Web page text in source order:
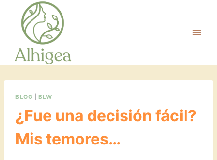
BLOG BLW
¿Fue una decisión fácil?
Mis temores…